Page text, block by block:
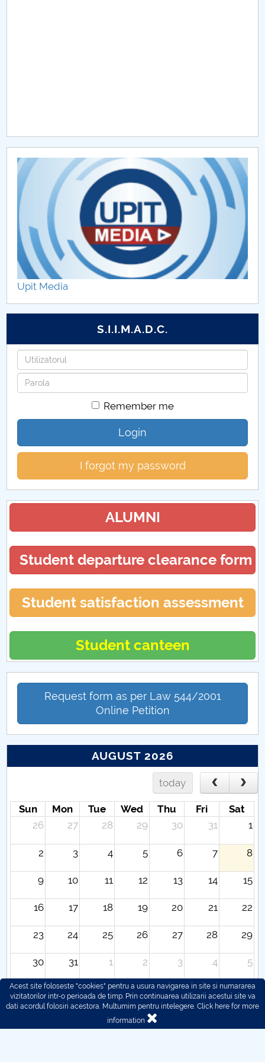
Chestionar angajabilitate ALUMNI – UPB
CAR2026
MENIU CANTINA
Proiecte internaționale 2018
Proiecte internaționale 2022
Proiecte internaționale 2021
Proiecte internaționale 2020
Proiecte internaționale 2019
Proiecte internaționale 2011
Proiecte internaționale 2012
Proiecte internaționale 2014
Proiecte internaționale 2015
Proiecte internaționale 2016
Proiecte internaționale 2023
Upit Media
S.I.I.M.A.D.C.
Username
Password
Remember me
Login
I forgot my password
ALUMNI
Student departure clearance form
Student satisfaction assessment
Student canteen
Request form as per Law 544/2001
Online Petition
AUGUST 2026
today
Sun Mon Tue Wed Thu Fri
Sat
26
27 28 29 30 31 1
2 3 4 5 6 7 8
9 10 11 12 13 14 15
16 17 18 19 20 21 22
23 24 25 26 27 28 29
30 31 1 2 3 4 5
Acest site foloseste "cookies" pentru a usura navigarea in site si numararea
vizitatorilor intr-o perioada de timp. Prin continuarea utilizarii acestui site va
dati acordul folosiri acestora. Multumim pentru intelegere. Click here for more
information